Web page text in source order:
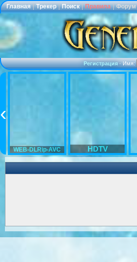
Главная | Трекер | Поиск | Правила | Форум
Регистрация·Имя:
WEB-DLRip-AVC HDTV